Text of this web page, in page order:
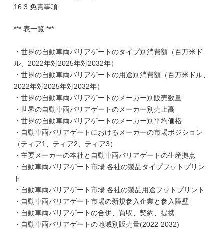
16.3 免責事項
*** 表一覧 ***
・世界の自動車両バリアゲートのタイプ別消費額（百万米ド
ル、2022年対2025年対2032年）
・世界の自動車両バリアゲートの用途別消費額（百万米ドル、
2022年対2025年対2032年）
・世界の自動車両バリアゲートのメーカー別販売数量
・世界の自動車両バリアゲートのメーカー別売上高
・世界の自動車両バリアゲートのメーカー別平均価格
・自動車両バリアゲートにおけるメーカーの市場ポジション
（ティア1、ティア2、ティア3）
・主要メーカーの本社と自動車両バリアゲートの生産拠点
・自動車両バリアゲート市場:各社の製品タイプフットプリン
ト
・自動車両バリアゲート市場:各社の製品用途フットプリント
・自動車両バリアゲート市場の新規参入企業と参入障壁
・自動車両バリアゲートの合併、買収、契約、提携
・自動車両バリアゲートの地域別販売量(2022-2032)